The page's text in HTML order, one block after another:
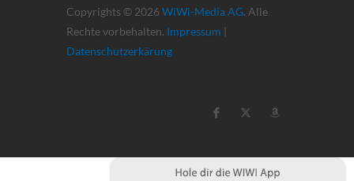
Copyrights © 2026 WiWi-Media AG. Alle
Rechte vorbehalten. Impressum |
Datenschutzerkärung